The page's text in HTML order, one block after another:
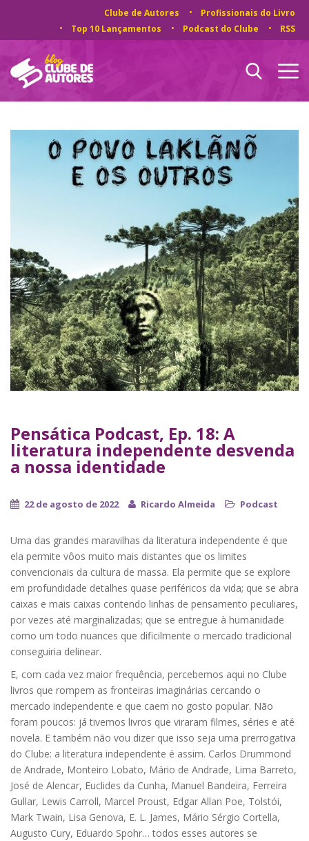
Clube de Autores
Profissionais do Livro
Top 10 Lançamentos
Podcast do Clube RSS
Pensática Podcast, Ep. 18: A
literatura independente desvenda
a nossa identidade
22 de agosto de 2022 Ricardo Almeida Podcast
Uma das grandes maravilhas da literatura independente é que
ela permite vôos muito mais distantes que os limites
convencionais da cultura de massa. Ela permite que se explore
em profundidade detalhes quase periféricos da vida; que se abra
caixas e mais caixas contendo linhas de pensamento peculiares,
por vezes até marginalizadas; que se entregue à humanidade
como um todo nuances que dificilmente o mercado tradicional
conseguiria delinear.
E, com cada vez maior frequência, percebemos aqui no Clube
livros que rompem as fronteiras imaginárias cercando o
mercado independente e que caem no gosto popular. Não
foram poucos: já tivemos livros que viraram filmes, séries e até
novela. E também não vou dizer que isso seja uma prerrogativa
do Clube: a literatura independente é assim. Carlos Drummond
de Andrade, Monteiro Lobato, Mário de Andrade, Lima Barreto,
José de Alencar, Euclides da Cunha, Manuel Bandeira, Ferreira
Gullar, Lewis Carroll, Marcel Proust, Edgar Allan Poe, Tolstói,
Mark Twain, Lisa Genova, E. L. James, Mário Sérgio Cortella,
Augusto Cury, Eduardo Spohr… todos esses autores se